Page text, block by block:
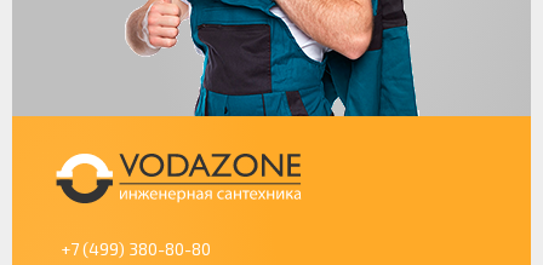
+7 (499) 380-80-80